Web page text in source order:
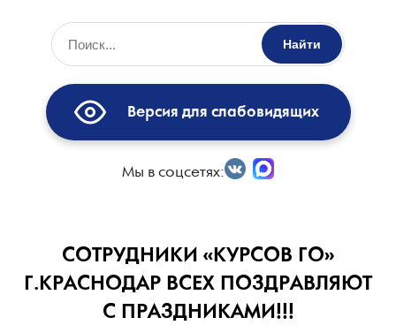
Найти
Версия для слабовидящих
Мы в соцсетях:
СОТРУДНИКИ «КУРСОВ ГО»
Г.КРАСНОДАР ВСЕХ ПОЗДРАВЛЯЮТ
С ПРАЗДНИКАМИ!!!